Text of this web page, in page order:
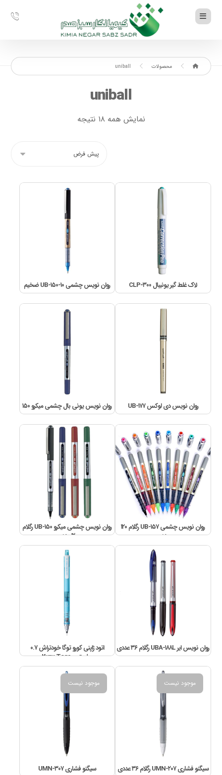
محصولات uniball
uniball
نمایش همه ۱۸ نتیجه
لاک غلط گیر یونیبال CLP-۳۰۰ روان نویس چشمی ۱۰-UB-۱۵۰ ضخیم
روان نویس دی لوکس UB-۱۷۷ روان نویس یونی بال چشمی میکرو ۱۵۰
روان نویس چشمی UB-۱۵۷ رگلام ۱۲۰
عددی
روان نویس چشمی میکرو UB-۱۵۰ رگلام
۱۲۰ عددی
روان نویس ایر UBA-۱۸۸L رگلام ۳۶ عددی
اتود ژاپنی کورو توگا خودتراش ۰.۷
میلیمتری Kuru Toga
سیگنو فشاری UMN-۲۰۷ رگلام ۳۶ عددی
موجود نیست
سیگنو فشاری UMN-۳۰۷
موجود نیست